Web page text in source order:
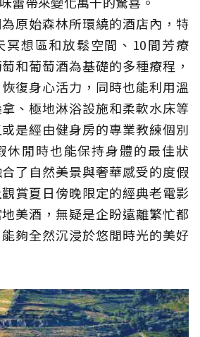
原始森林所環繞的酒店內，特
冥想區和放鬆空間、10間芳療
和葡萄酒為基礎的多種療程，
復身心活力，同時也能利用溫
、極地淋浴設施和柔軟水床等
是經由健身房的專業教練個別
休閒時也能保持身體的最佳狀
了自然美景與奢華感受的度假
賞夏日傍晚限定的經典老電影
美酒，無疑是企盼遠離繁忙都
夠全然沉浸於悠閒時光的美好